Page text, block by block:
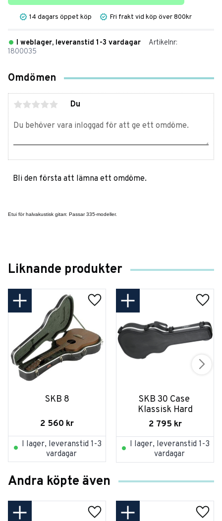
14 dagars öppet köp Fri frakt vid köp över 800kr
I weblager, leveranstid 1-3 vardagar
Artikelnr
1800035
Omdömen
Du
Bli den första att lämna ett omdöme.
Etui för halvakustisk gitarr. Passar 335-modeller.
Liknande produkter
SKB 8
2 560 kr
I lager, leveranstid 1-3
vardagar
SKB 30 Case
Klassisk Hard
2 795 kr
I lager, leveranstid 1-3
vardagar
Andra köpte även